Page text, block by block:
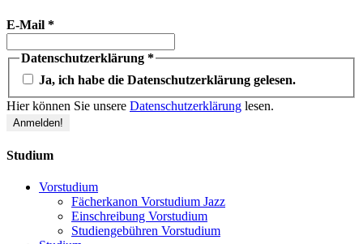
E-Mail *
Datenschutzerklärung *
Ja, ich habe die Datenschutzerklärung gelesen.
Hier können Sie unsere Datenschutzerklärung lesen.
Studium
Vorstudium
Fächerkanon Vorstudium Jazz
Einschreibung Vorstudium
Studiengebühren Vorstudium